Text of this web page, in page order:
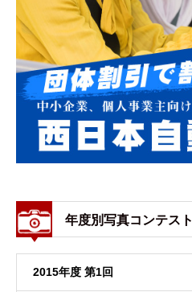
年度別写真コンテスト
2015年度 第1回